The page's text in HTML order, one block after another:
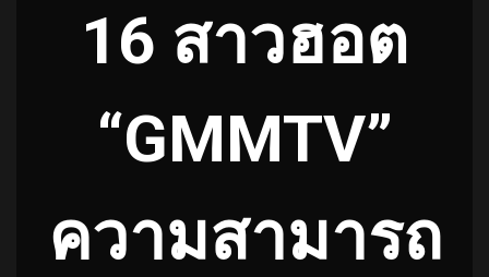
16 สาวฮอต
“GMMTV”
ความสามารถ